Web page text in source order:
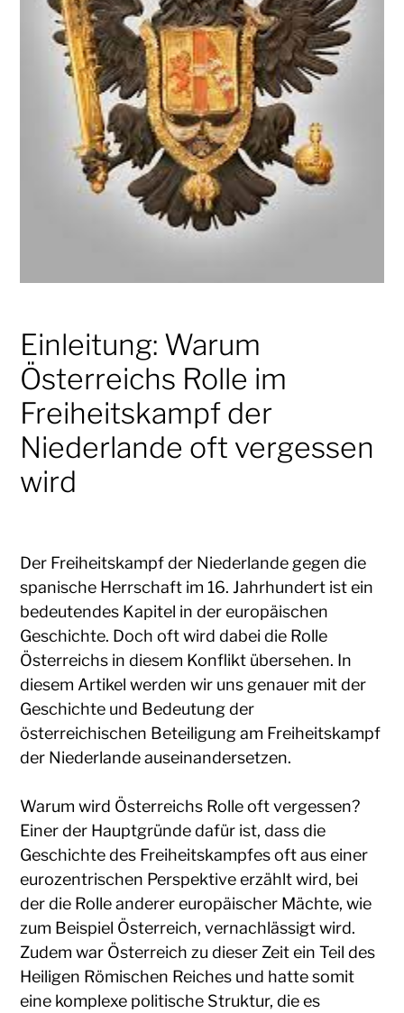
Einleitung: Warum
Österreichs Rolle im
Freiheitskampf der
Niederlande oft vergessen
wird
Der Freiheitskampf der Niederlande gegen die
spanische Herrschaft im 16. Jahrhundert ist ein
bedeutendes Kapitel in der europäischen
Geschichte. Doch oft wird dabei die Rolle
Österreichs in diesem Konflikt übersehen. In
diesem Artikel werden wir uns genauer mit der
Geschichte und Bedeutung der
österreichischen Beteiligung am Freiheitskampf
der Niederlande auseinandersetzen.
Warum wird Österreichs Rolle oft vergessen?
Einer der Hauptgründe dafür ist, dass die
Geschichte des Freiheitskampfes oft aus einer
eurozentrischen Perspektive erzählt wird, bei
der die Rolle anderer europäischer Mächte, wie
zum Beispiel Österreich, vernachlässigt wird.
Zudem war Österreich zu dieser Zeit ein Teil des
Heiligen Römischen Reiches und hatte somit
eine komplexe politische Struktur, die es